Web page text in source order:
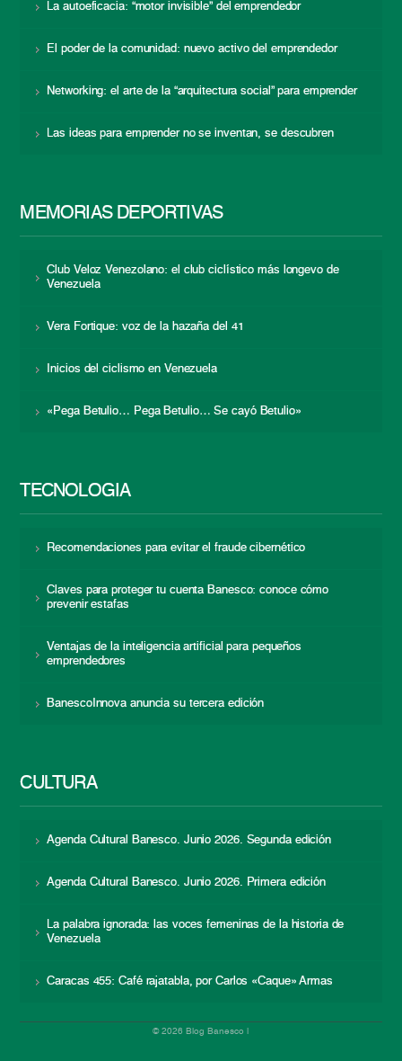
La autoeficacia: “motor invisible” del emprendedor
El poder de la comunidad: nuevo activo del emprendedor
Networking: el arte de la “arquitectura social” para emprender
Las ideas para emprender no se inventan, se descubren
MEMORIAS DEPORTIVAS
Club Veloz Venezolano: el club ciclístico más longevo de
Venezuela
Vera Fortique: voz de la hazaña del 41
Inicios del ciclismo en Venezuela
«Pega Betulio… Pega Betulio… Se cayó Betulio»
TECNOLOGÍA
Recomendaciones para evitar el fraude cibernético
Claves para proteger tu cuenta Banesco: conoce cómo
prevenir estafas
Ventajas de la inteligencia artificial para pequeños
emprendedores
BanescoInnova anuncia su tercera edición
CULTURA
Agenda Cultural Banesco. Junio 2026. Segunda edición
Agenda Cultural Banesco. Junio 2026. Primera edición
La palabra ignorada: las voces femeninas de la historia de
Venezuela
Caracas 455: Café rajatabla, por Carlos «Caque» Armas
© 2026 Blog Banesco |